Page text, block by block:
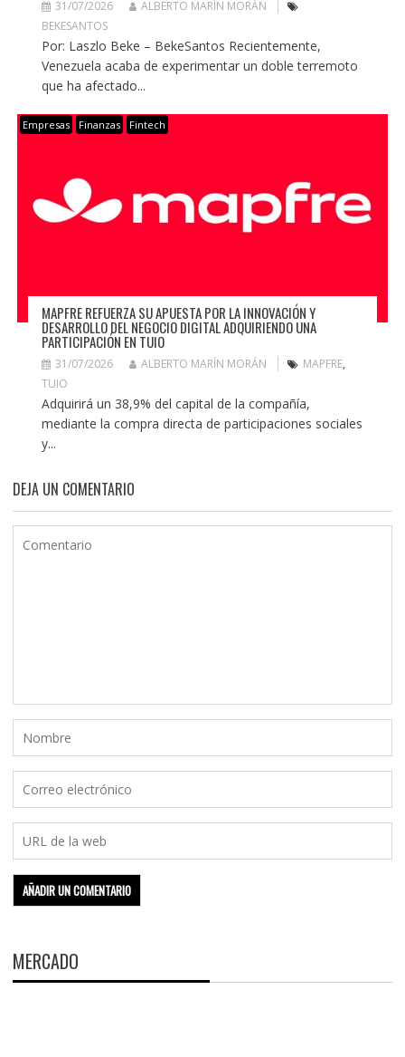
31/07/2026
ALBERTO MARÍN MORÁN
BEKESANTOS
Por: Laszlo Beke – BekeSantos Recientemente,
Venezuela acaba de experimentar un doble terremoto
que ha afectado...
Empresas Finanzas Fintech
MAPFRE REFUERZA SU APUESTA POR LA INNOVACIÓN Y
DESARROLLO DEL NEGOCIO DIGITAL ADQUIRIENDO UNA
PARTICIPACIÓN EN TUIO
31/07/2026 ALBERTO MARÍN MORÁN MAPFRE,
TUIO
Adquirirá un 38,9% del capital de la compañía,
mediante la compra directa de participaciones sociales
y...
DEJA UN COMENTARIO
MERCADO